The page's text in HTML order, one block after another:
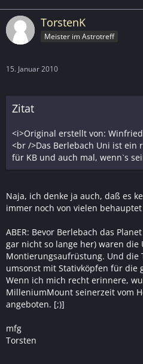
TorstenK
Meister im Astrotreff
15. Januar 2010
Zitat
<i>Original erstellt von:
<br />Das Berlebach Uni ist ein
für KB und auch mal, wenn`s
Naja, ich denke ja auch, daß es
immer noch von vielen
ABER: Bevor Berlebach das
gar nicht so lange her) waren die
Montierungsaufrüstung. Und die
umsonst mit Stativköpfen für die
Wenn ich mich recht erinnere,
MilleniumMount seinerzeit vom
angeboten. [;)]
mfg
Torsten